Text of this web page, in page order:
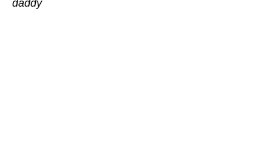
daddy